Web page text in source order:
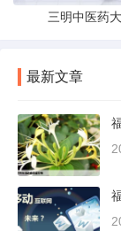
三明中医药
最新文章